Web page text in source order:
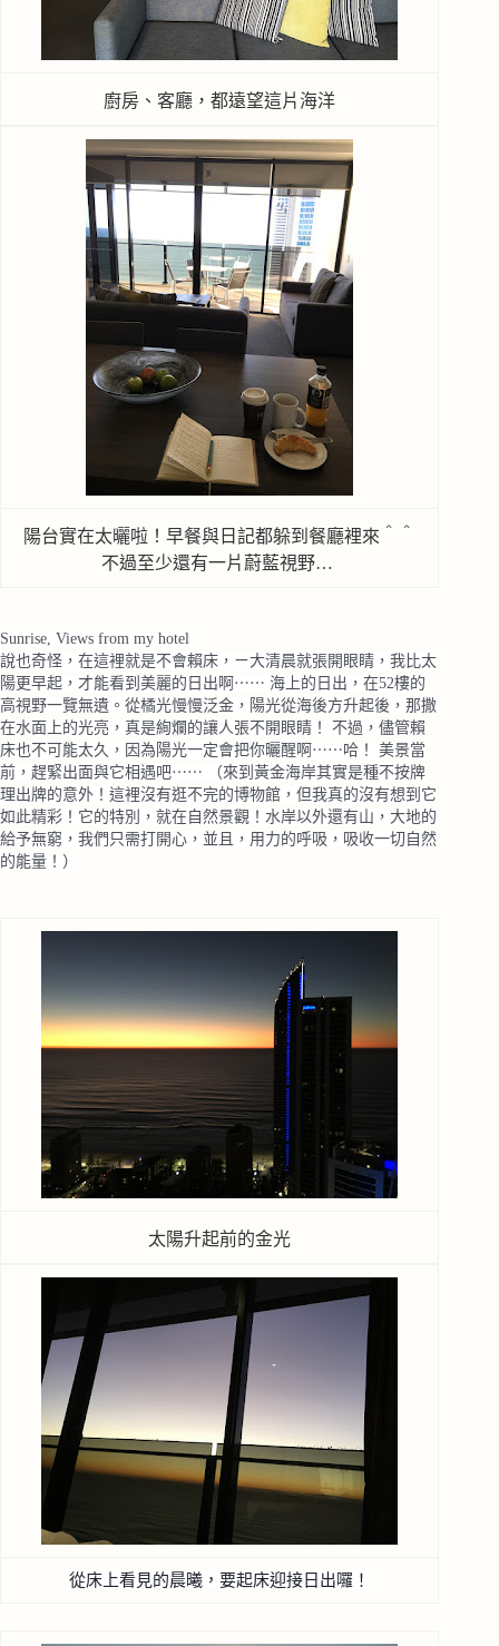
廚房、客廳，都遠望這片海洋
陽台實在太曬啦！早餐與日記都躲到餐廳裡來＾＾
不過至少還有一片蔚藍視野…
Sunrise, Views from my hotel
說也奇怪，在這裡就是不會賴床，ㄧ大清晨就張開眼睛，我比太
陽更早起，才能看到美麗的日出啊⋯⋯ 海上的日出，在52樓的
高視野一覽無遺。從橘光慢慢泛金，陽光從海後方升起後，那撒
在水面上的光亮，真是絢爛的讓人張不開眼睛！ 不過，儘管賴
床也不可能太久，因為陽光一定會把你曬醒啊⋯⋯哈！ 美景當
前，趕緊出面與它相遇吧⋯⋯ （來到黃金海岸其實是種不按牌
理出牌的意外！這裡沒有逛不完的博物館，但我真的沒有想到它
如此精彩！它的特別，就在自然景觀！水岸以外還有山，大地的
給予無窮，我們只需打開心，並且，用力的呼吸，吸收一切自然
的能量！）
太陽升起前的金光
從床上看見的晨曦，要起床迎接日出囉！